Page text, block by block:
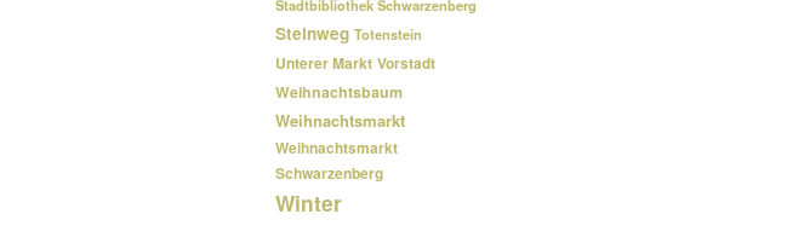
Stadtbibliothek Schwarzenberg
Steinweg Totenstein
Unterer Markt Vorstadt
Weihnachtsbaum
Weihnachtsmarkt
Weihnachtsmarkt
Schwarzenberg
Winter